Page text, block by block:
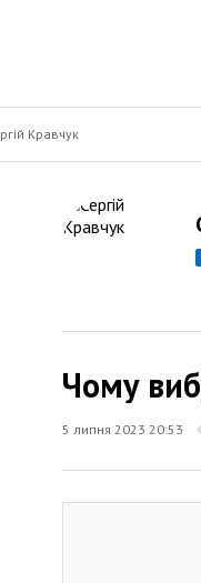
Кравчук
Чому
5 липня 2023 20:53